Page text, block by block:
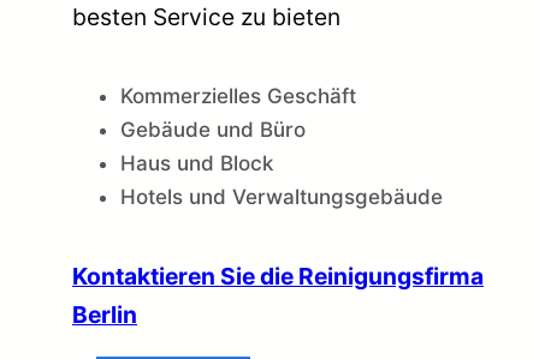
besten Service zu bieten
Kommerzielles Geschäft
Gebäude und Büro
Haus und Block
Hotels und Verwaltungsgebäude
Kontaktieren Sie die Reinigungsfirma
Berlin